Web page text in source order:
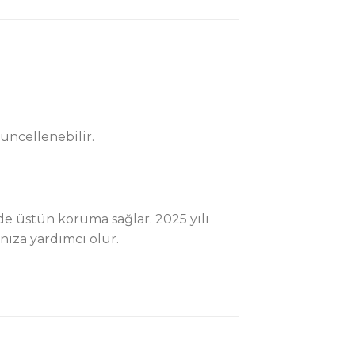
koruma sağlar. 2025 yılı
yardımcı olur.